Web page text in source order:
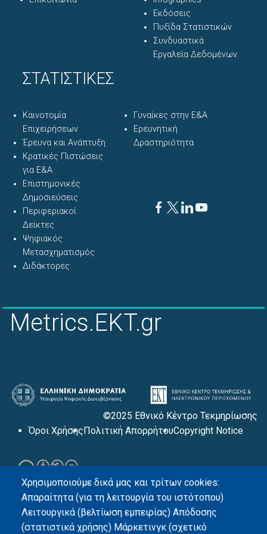
Χρησιμοποιούμε δικά μας και τρίτων cookies:
Απαραίτητα (για τη λειτουργία του ιστότοπου)
Λειτουργικά (βελτίωση εμπειρίας) Απόδοσης
(στατιστικά χρήσης) Μάρκετινγκ (σχετικό
Εκδόσεις
Πυξίδα Στατιστικών
Συνδυαστικά
Εργαλεία Δεδομένων
ΣΤΑΤΙΣΤΙΚΕΣ
Καινοτομία
Επιχειρήσεων
Έρευνα και Ανάπτυξη
Κρατικές Πιστώσεις
για Ε&Α
Επιστημονικές
Δημοσιεύσεις
Περιφεριακοί
Δείκτες
Ψηφιακός
Μετασχηματισμός
Διδάκτορες
Γυναίκες στην Ε&Α
Ερευνητική
Δραστηριότητα
Metrics.EKT.gr
©2025 Εθνικό Κέντρο Τεκμηρίωσης
Όροι ΧρήσηςΠολιτική ΑπορρήτουCopyright Notice